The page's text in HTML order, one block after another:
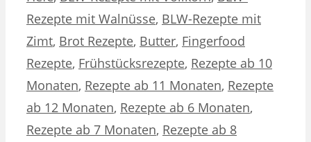
Rezepte mit Walnüsse, BLW-Rezepte mit
Zimt, Brot Rezepte, Butter, Fingerfood
Rezepte, Frühstücksrezepte, Rezepte ab 10
Monaten, Rezepte ab 11 Monaten, Rezepte
ab 12 Monaten, Rezepte ab 6 Monaten,
Rezepte ab 7 Monaten, Rezepte ab 8